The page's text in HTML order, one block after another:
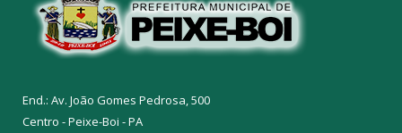
End.: Av. João Gomes Pedrosa, 500
Centro - Peixe-Boi - PA